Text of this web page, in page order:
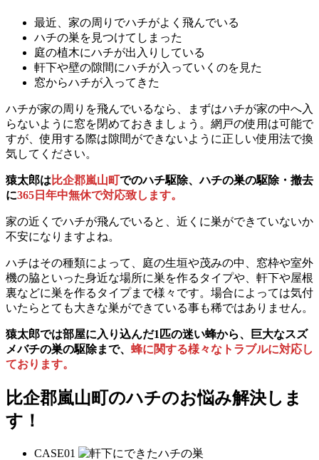
最近、家の周りでハチがよく飛んでいる
ハチの巣を見つけてしまった
庭の植木にハチが出入りしている
軒下や壁の隙間にハチが入っていくのを見た
窓からハチが入ってきた
ハチが家の周りを飛んでいるなら、まずはハチが家の中へ入
らないように窓を閉めておきましょう。網戸の使用は可能で
すが、使用する際は隙間ができないように正しい使用法で換
気してください。
猿太郎は 比企郡嵐山町でのハチ駆除、ハチの巣の駆除・撤去
に365日年中無休で対応致します。
家の近くでハチが飛んでいると、近くに巣ができていないか
不安になりますよね。
ハチはその種類によって、庭の生垣や茂みの中、窓枠や室外
機の脇といった身近な場所に巣を作るタイプや、軒下や屋根
裏などに巣を作るタイプまで様々です。場合によっては気付
いたらとても大きな巣ができている事も稀ではありません。
猿太郎では部屋に入り込んだ1匹の迷い蜂から、巨大なスズ
メバチの巣の駆除まで、 蜂に関する様々なトラブルに対応し
ております。
比企郡嵐山町のハチのお悩み解決しま
す！
CASE01